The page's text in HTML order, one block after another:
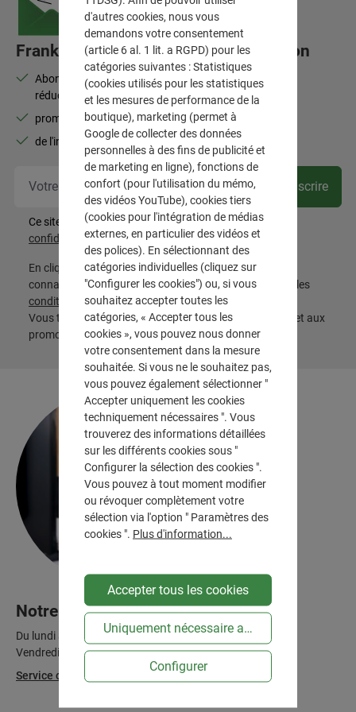
Frank Flechtwaren-Lettre d'information
Abonnez-vous à la newsletter et bénéficiez de 10 % de
réduction
promotions, nouveautés, best-sellers
de l'inspiration pour votre intérieur
Souscrire
Ce site est protégé par reCAPTCHA et lesRègles de
confidentialitéetConditions d'utilisationde Google.
En cliquant sur « S'abonner », vous confirmez avoir pris
connaissance de lapolitique de confidentialité, avoir lu les
conditions généraleset les accepter.
Vous trouverez les conditions relatives aux réductions et aux
promotionsici
Notre service après-ventes
Du lundi au jeudi, de 7 h à 12 h et de 13 h à 16 h
Vendredi de 7 h à 13 h
Service clientèle
d'autres cookies, nous vous
demandons votre consentement
(article 6 al. 1 lit. a RGPD) pour les
catégories suivantes : Statistiques
(cookies utilisés pour les statistiques
et les mesures de performance de la
boutique), marketing (permet à
Google de collecter des données
personnelles à des fins de publicité et
de marketing en ligne), fonctions de
confort (pour l'utilisation du mémo,
des vidéos YouTube), cookies tiers
(cookies pour l'intégration de médias
externes, en particulier des vidéos et
des polices). En sélectionnant des
catégories individuelles (cliquez sur
"Configurer les cookies") ou, si vous
souhaitez accepter toutes les
catégories, « Accepter tous les
cookies », vous pouvez nous donner
votre consentement dans la mesure
souhaitée. Si vous ne le souhaitez pas,
vous pouvez également sélectionner "
Accepter uniquement les cookies
techniquement nécessaires ". Vous
trouverez des informations détaillées
sur les différents cookies sous "
Configurer la sélection des cookies ".
Vous pouvez à tout moment modifier
ou révoquer complètement votre
sélection via l'option " Paramètres des
cookies ". Plus d'information...
Accepter tous les cookies
Uniquement nécessaire au niveau technique
Configurer